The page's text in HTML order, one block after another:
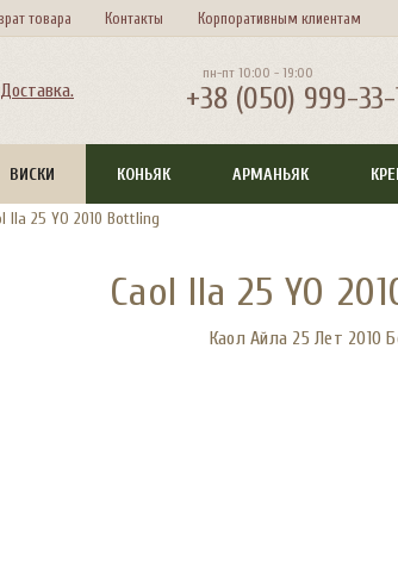
товара Контакты Корпоративным клиентам
пн-пт 10:00 - 19:00
+38 (050) 999-33-
ВИСКИ КОНЬЯК АРМАНЬЯК
Ila 25 YO 2010 Bottling
Caol Ila 25 YO
Каол Айла 25 Лет 2010